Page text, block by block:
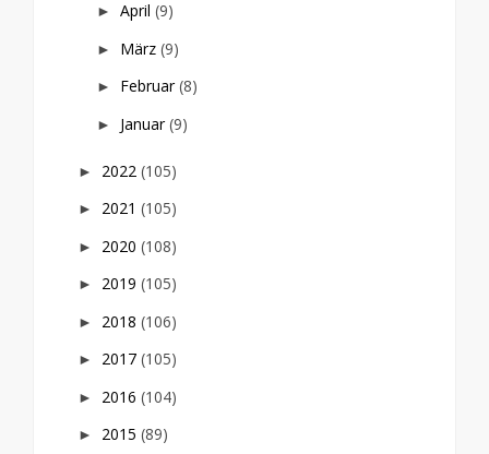
► April (9)
► März (9)
► Februar(8)
► Januar(9)
► 2022 (105)
► 2021 (105)
► 2020 (108)
► 2019 (105)
► 2018 (106)
► 2017 (105)
► 2016 (104)
► 2015 (89)